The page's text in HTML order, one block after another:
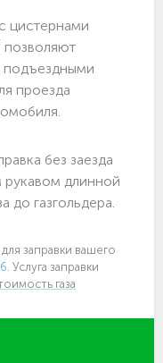
цистернами
позволяют
подъездными
проезда
без заезда
рукавом длинной
до газгольдера.
заправки вашего
. Услуга заправки
газа